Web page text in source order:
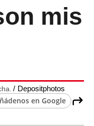
mis
Depositphotos
en Google